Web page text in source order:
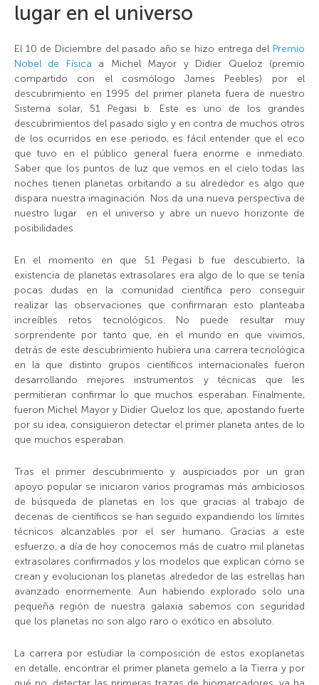
lugar en el universo
El 10 de Diciembre del pasado año se hizo entrega del Premio
Nobel de Física
a Michel Mayor y Didier Queloz (premio
compartido con el cosmólogo James Peebles) por el
descubrimiento en 1995 del primer planeta fuera de nuestro
Sistema solar, 51 Pegasi b. Este es uno de los grandes
descubrimientos del pasado siglo y en contra de muchos otros
de los ocurridos en ese periodo, es fácil entender que el eco
que tuvo en el público general fuera enorme e inmediato.
Saber que los puntos de luz que vemos en el cielo todas las
noches tienen planetas orbitando a su alrededor es algo que
dispara nuestra imaginación. Nos da una nueva perspectiva de
nuestro lugar en el universo y abre un nuevo horizonte de
posibilidades
En el momento en que 51 Pegasi b fue descubierto, la
existencia de planetas extrasolares era algo de lo que se tenía
pocas dudas en la comunidad científica pero conseguir
realizar las observaciones que confirmaran esto planteaba
increíbles retos tecnológicos. No puede resultar muy
sorprendente por tanto que, en el mundo en que vivimos,
detrás de este descubrimiento hubiera una carrera tecnológica
en la que distinto grupos científicos internacionales fueron
desarrollando mejores instrumentos y técnicas que les
permitieran confirmar lo que muchos esperaban. Finalmente,
fueron Michel Mayor y Didier Queloz los que, apostando fuerte
por su idea, consiguieron detectar el primer planeta antes de lo
que muchos esperaban.
Tras el primer descubrimiento y auspiciados por un gran
apoyo popular se iniciaron varios programas más ambiciosos
de búsqueda de planetas en los que gracias al trabajo de
decenas de científicos se han seguido expandiendo los límites
técnicos alcanzables por el ser humano. Gracias a este
esfuerzo, a día de hoy conocemos más de cuatro mil planetas
extrasolares confirmados y los modelos que explican cómo se
crean y evolucionan los planetas alrededor de las estrellas han
avanzado enormemente. Aun habiendo explorado solo una
pequeña región de nuestra galaxia sabemos con seguridad
que los planetas no son algo raro o exótico en absoluto.
La carrera por estudiar la composición de estos exoplanetas
en detalle, encontrar el primer planeta gemelo a la Tierra y por